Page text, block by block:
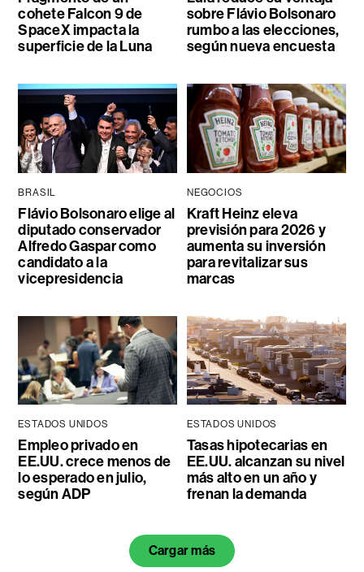
cohete Falcon 9 de
SpaceX impacta la
superficie de la Luna
sobre Flávio Bolsonaro
rumbo a las elecciones,
según nueva encuesta
BRASIL
Flávio Bolsonaro elige al
diputado conservador
Alfredo Gaspar como
candidato a la
vicepresidencia
NEGOCIOS
Kraft Heinz eleva
previsión para 2026 y
aumenta su inversión
para revitalizar sus
marcas
ESTADOS UNIDOS
Empleo privado en
EE.UU. crece menos de
lo esperado en julio,
según ADP
ESTADOS UNIDOS
Tasas hipotecarias en
EE.UU. alcanzan su nivel
más alto en un año y
frenan la demanda
Cargar más